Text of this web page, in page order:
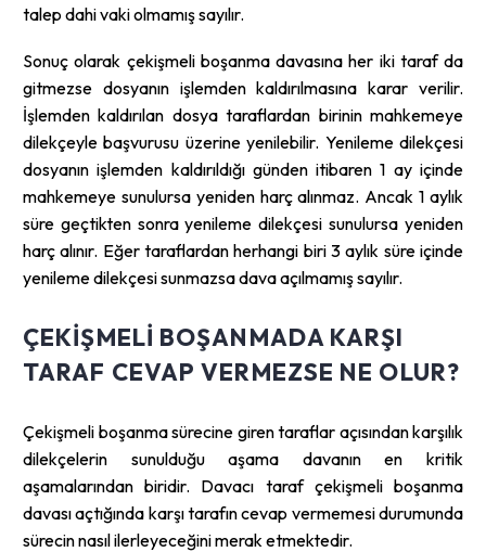
talep dahi vaki olmamış sayılır.
Sonuç olarak çekişmeli boşanma davasına her iki taraf da
gitmezse dosyanın işlemden kaldırılmasına karar verilir.
İşlemden kaldırılan dosya taraflardan birinin mahkemeye
dilekçeyle başvurusu üzerine yenilebilir. Yenileme dilekçesi
dosyanın işlemden kaldırıldığı günden itibaren 1 ay içinde
mahkemeye sunulursa yeniden harç alınmaz. Ancak 1 aylık
süre geçtikten sonra yenileme dilekçesi sunulursa yeniden
harç alınır. Eğer taraflardan herhangi biri 3 aylık süre içinde
yenileme dilekçesi sunmazsa dava açılmamış sayılır.
ÇEKIŞMELI BOŞANMADA KARŞI
TARAF CEVAP VERMEZSE NE OLUR?
Çekişmeli boşanma sürecine giren taraflar açısından karşılık
dilekçelerin sunulduğu aşama davanın en kritik
aşamalarından biridir. Davacı taraf çekişmeli boşanma
davası açtığında karşı tarafın cevap vermemesi durumunda
sürecin nasıl ilerleyeceğini merak etmektedir.